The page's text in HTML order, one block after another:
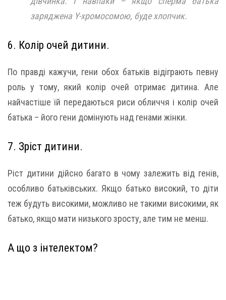
заряджена Y-хромосомою, буде хлопчик.
6. Колір очей дитини.
По правді кажучи, гени обох батьків відіграють певну
роль у тому, який колір очей отримає дитина. Але
найчастіше їй передаються риси обличчя і колір очей
батька – його гени домінують над генами жінки.
7. Зріст дитини.
Ріст дитини дійсно багато в чому залежить від генів,
особливо батьківських. Якщо батько високий, то діти
теж будуть високими, можливо не такими високими, як
батько, якщо мати низького зросту, але тим не менш.
А що з інтелектом?